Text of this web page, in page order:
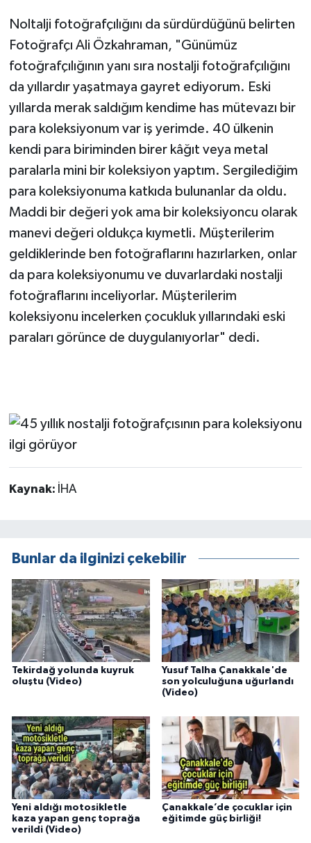
Noltalji fotoğrafçılığını da sürdürdüğünü belirten
Fotoğrafçı Ali Özkahraman, "Günümüz
fotoğrafçılığının yanı sıra nostalji fotoğrafçılığını
da yıllardır yaşatmaya gayret ediyorum. Eski
yıllarda merak saldığım kendime has mütevazı bir
para koleksiyonum var iş yerimde. 40 ülkenin
kendi para biriminden birer kâğıt veya metal
paralarla mini bir koleksiyon yaptım. Sergilediğim
para koleksiyonuma katkıda bulunanlar da oldu.
Maddi bir değeri yok ama bir koleksiyoncu olarak
manevi değeri oldukça kıymetli. Müşterilerim
geldiklerinde ben fotoğraflarını hazırlarken, onlar
da para koleksiyonumu ve duvarlardaki nostalji
fotoğraflarını inceliyorlar. Müşterilerim
koleksiyonu incelerken çocukluk yıllarındaki eski
paraları görünce de duygulanıyorlar" dedi.
Kaynak: İHA
Bunlar da ilginizi çekebilir
Tekirdağ yolunda kuyruk
oluştu (Video)
Yusuf Talha Çanakkale'de
son yolculuğuna uğurlandı
(Video)
Yeni aldığı motosikletle
kaza yapan genç toprağa
verildi (Video)
Çanakkale’de çocuklar için
eğitimde güç birliği!